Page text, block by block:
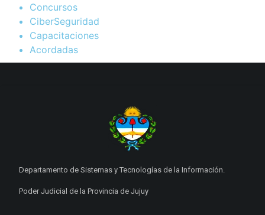
Concursos
CiberSeguridad
Capacitaciones
Acordadas
Departamento de Sistemas y Tecnologías de la Información.
Poder Judicial de la Provincia de Jujuy